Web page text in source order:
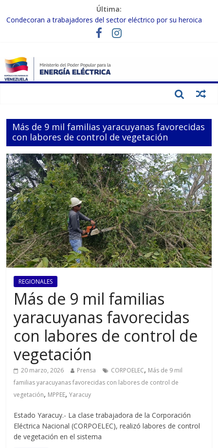
Última:
Condecoran a trabajadores del sector eléctrico por su heroica
labor tras el doble sismo del 24-J
Gobierno Nacional coordina acciones con el sector privado para
Inspeccionan trabajos de rehabilitación en instalaciones del SEN
en Carabobo
Gobierno Nacional activa plan preventivo para fortalecer el SEN
Más de 9 mil familias yaracuyanas favorecidas
con labores de control de vegetación
REGIONALES
Más de 9 mil familias
yaracuyanas favorecidas
con labores de control de
vegetación
20 marzo, 2026 Prensa CORPOELEC, Más de 9 mil
familias yaracuyanas favorecidas con labores de control de
vegetación, MPPEE,Yaracuy
Estado Yaracuy.- La clase trabajadora de la Corporación
Eléctrica Nacional (CORPOELEC), realizó labores de control
de vegetación en el sistema